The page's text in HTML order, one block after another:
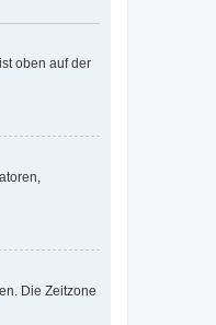
oben auf der
Die Zeitzone